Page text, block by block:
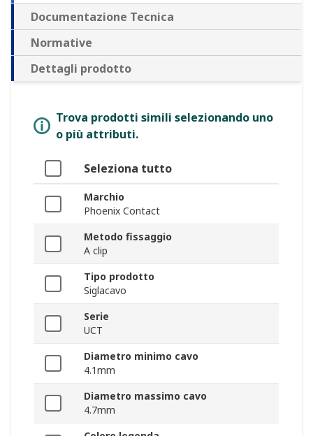
Documentazione Tecnica
Normative
Dettagli prodotto
Trova prodotti simili selezionando uno
o più attributi.
Seleziona tutto
Marchio
Phoenix Contact
Metodo fissaggio
A clip
Tipo prodotto
Siglacavo
Serie
UCT
Diametro minimo cavo
4.1mm
Diametro massimo cavo
4.7mm